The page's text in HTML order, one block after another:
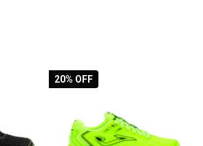
20% OFF